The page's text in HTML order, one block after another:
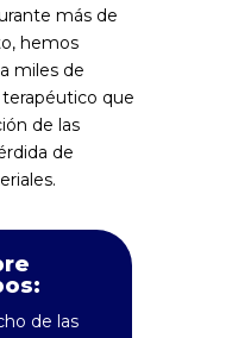
más de
hemos
miles de
que
de las
de
de las